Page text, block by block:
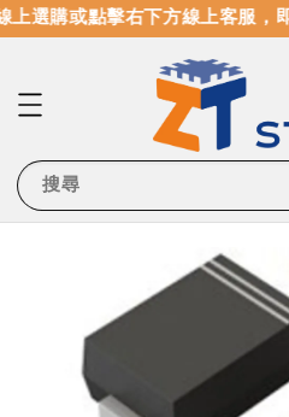
選購或點擊右下方線上客服，
搜尋